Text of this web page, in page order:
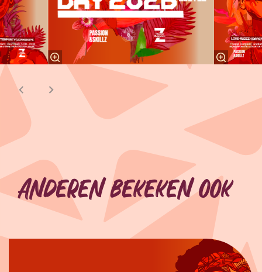
Anderen bekeken ook